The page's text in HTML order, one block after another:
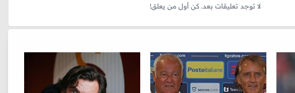
لا توجد تعليقات بعد. كن أول من يعلق!